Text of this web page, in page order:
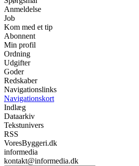
Anmeldelse
Job
Kom med et tip
Abonnent
Min profil
Ordning
Udgifter
Goder
Redskaber
Navigationslinks
Navigationskort
Indlæg
Dataarkiv
Tekstunivers
RSS
VoresByggeri.dk
informedia
kontakt@informedia.dk